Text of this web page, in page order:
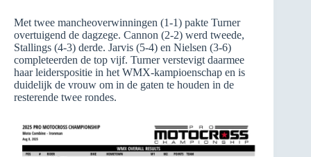
Met twee mancheoverwinningen (1-1) pakte Turner
overtuigend de dagzege. Cannon (2-2) werd tweede,
Stallings (4-3) derde. Jarvis (5-4) en Nielsen (3-6)
completeerden de top vijf. Turner verstevigt daarmee
haar leiderspositie in het WMX-kampioenschap en is
duidelijk de vrouw om in de gaten te houden in de
resterende twee rondes.